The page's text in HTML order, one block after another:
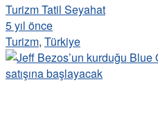
Turizm Tatil Seyahat
5 yıl önce
Turizm, Türkiye